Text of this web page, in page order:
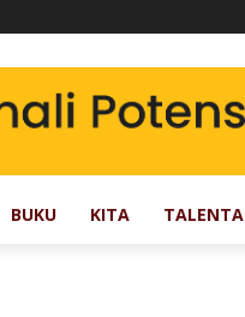
BUKU KITA TALENTA